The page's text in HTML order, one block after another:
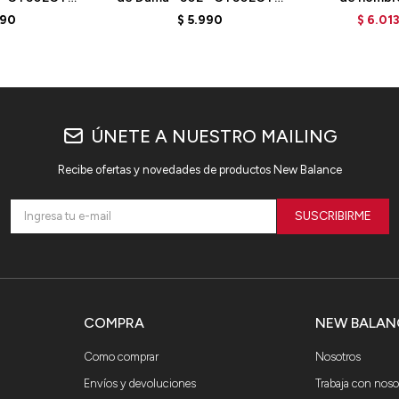
- ELD
$ 5.990 $ 6.013
NEW
Nosotros
Trabaja con
COMPRA
Como comprar
Envíos y devoluciones
ÚNETE A NUESTRO MAILING
Recibe ofertas y novedades de productos New Balance
SUSCRIBIRME